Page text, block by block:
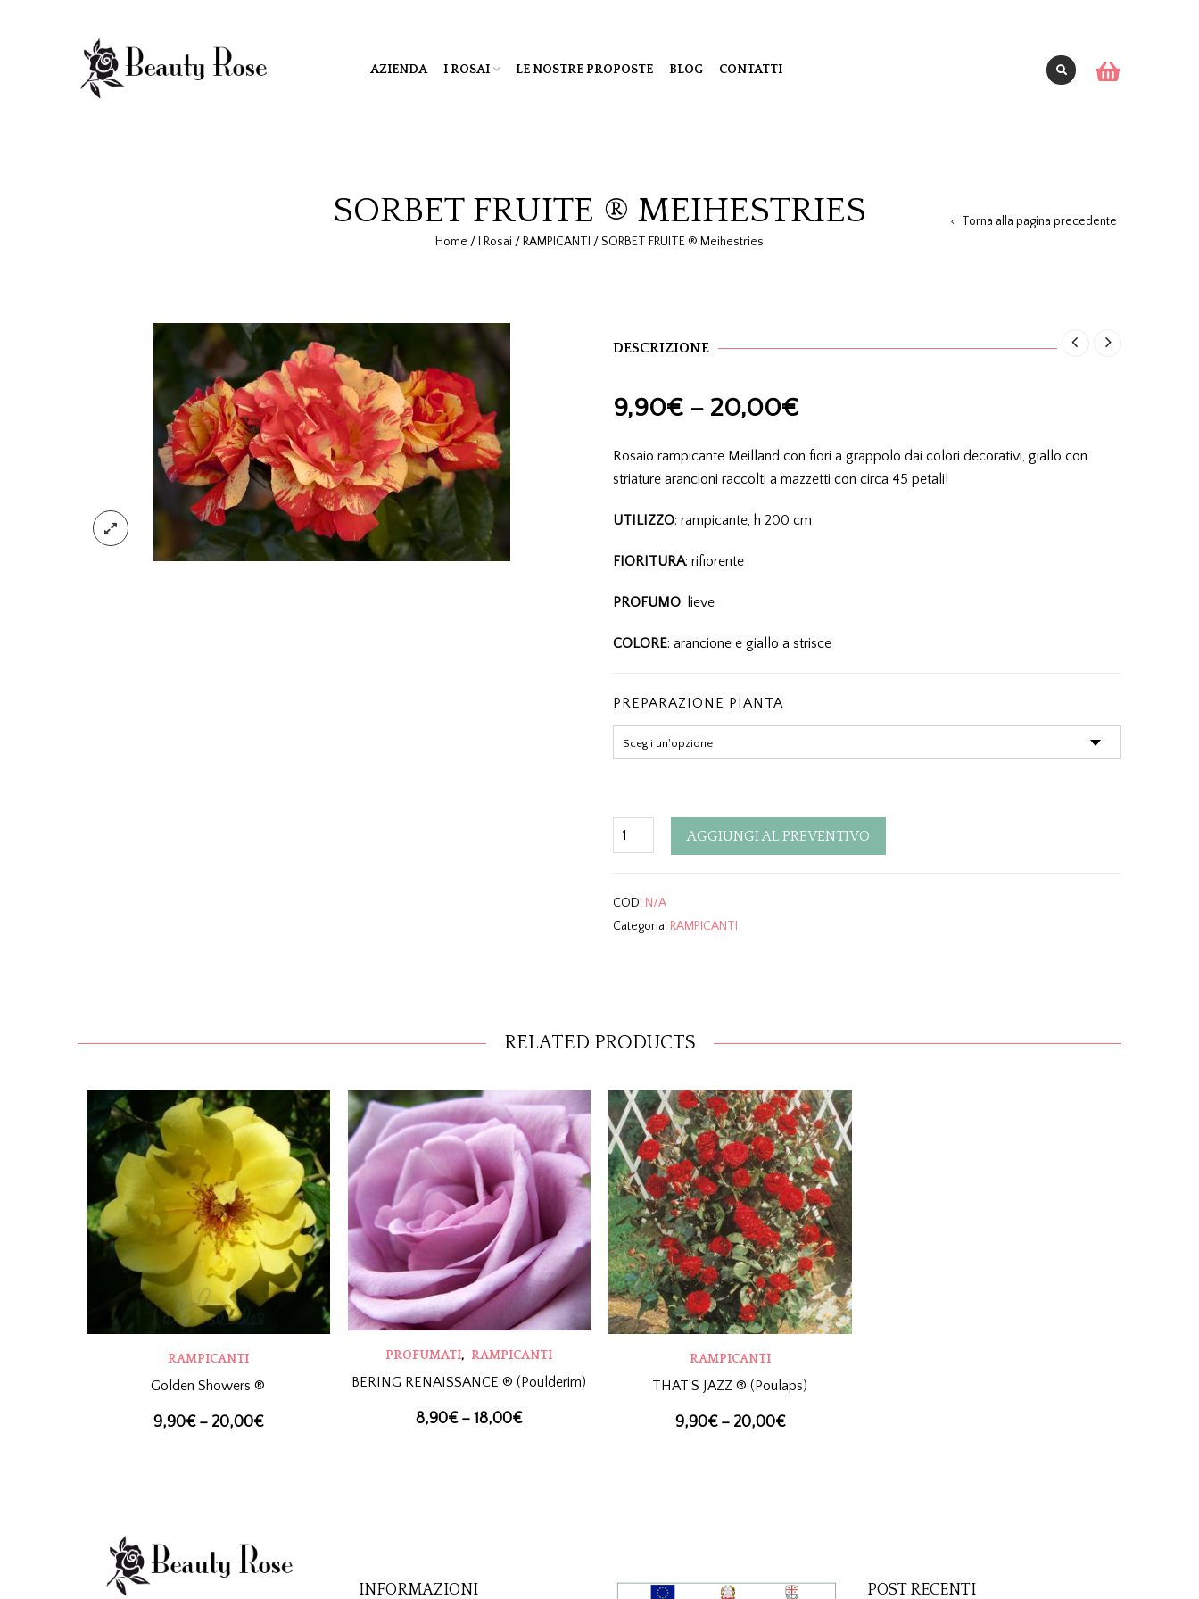
AZIENDA I ROSAI LE NOSTRE PROPOSTE BLOG CONTATTI
SORBET FRUITE ® MEIHESTRIES
Home / I Rosai / RAMPICANTI /SORBET FRUITE ® Meihestries
Torna alla pagina precedente
DESCRIZIONE
9,90€ – 20,00€
Rosaio rampicante Meilland con fiori a grappolo dai colori decorativi, giallo con
striature arancioni raccolti a mazzetti con circa 45 petali!
UTILIZZO: rampicante, h 200 cm
FIORITURA: rifiorente
PROFUMO: lieve
COLORE: arancione e giallo a strisce
PREPARAZIONE PIANTA
Quantity AGGIUNGI AL PREVENTIVO
COD: N/A
Categoria: RAMPICANTI
RELATED PRODUCTS
RAMPICANTI
Golden Showers ®
9,90€– 20,00€
PROFUMATI,RAMPICANTI
BERING RENAISSANCE ® (Poulderim)
8,90€–18,00€
RAMPICANTI
THAT’S JAZZ ® (Poulaps)
9,90€– 20,00€
INFORMAZIONI POST RECENTI